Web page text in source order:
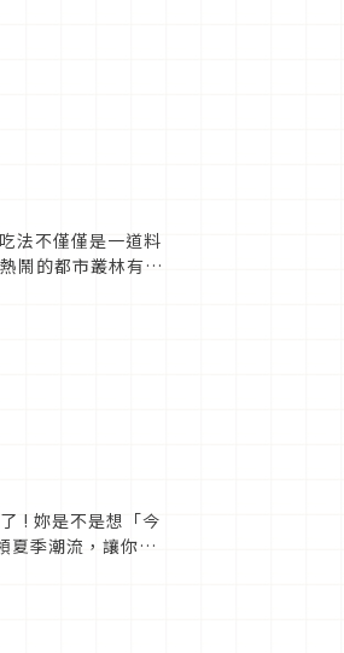
法不僅僅是一道料
鬧的都市叢林有哪
! 妳是不是想「今
夏季潮流，讓你在